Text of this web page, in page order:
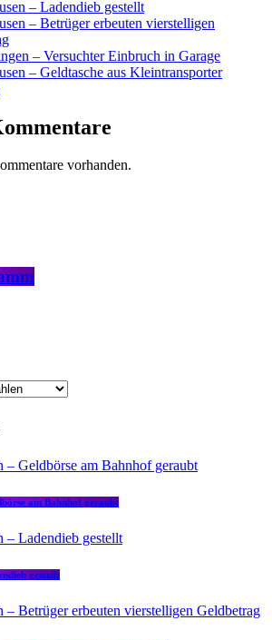
– Ladendieb gestellt
– Betrüger erbeuten vierstelligen
– Versuchter Einbruch in Garage
– Geldtasche aus Kleintransporter
vorhanden.
am Bahnhof geraubt
gestellt